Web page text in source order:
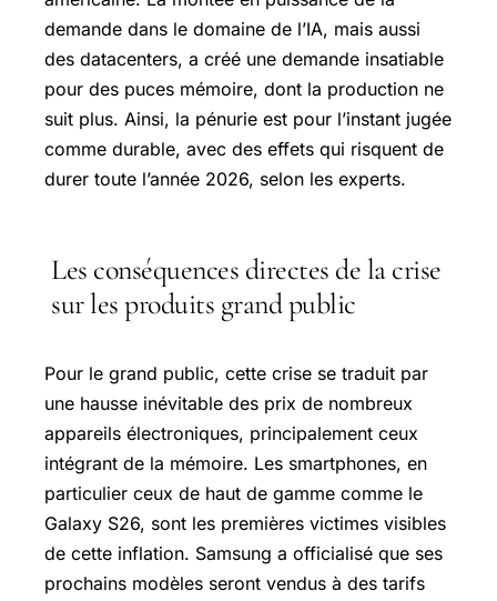
demande dans le domaine de l’IA, mais aussi
des datacenters, a créé une demande insatiable
pour des puces mémoire, dont la production ne
suit plus. Ainsi, la pénurie est pour l’instant jugée
comme durable, avec des effets qui risquent de
durer toute l’année 2026, selon les experts.
Les conséquences directes de la crise
sur les produits grand public
Pour le grand public, cette crise se traduit par
une hausse inévitable des prix de nombreux
appareils électroniques, principalement ceux
intégrant de la mémoire. Les smartphones, en
particulier ceux de haut de gamme comme le
Galaxy S26, sont les premières victimes visibles
de cette inflation. Samsung a officialisé que ses
prochains modèles seront vendus à des tarifs